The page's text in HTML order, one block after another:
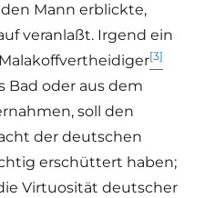
Mann erblickte,
veranlaßt. Irgend ein
[3]
Bad oder aus dem
soll den
der deutschen
erschüttert haben;
Virtuosität deutscher